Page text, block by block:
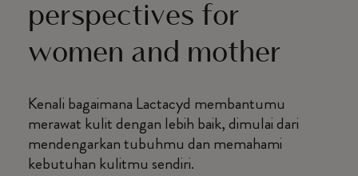
perspectives for
women and mother
Kenali bagaimana Lactacyd membantumu
merawat kulit dengan lebih baik, dimulai dari
mendengarkan tubuhmu dan memahami
kebutuhan kulitmu sendiri.